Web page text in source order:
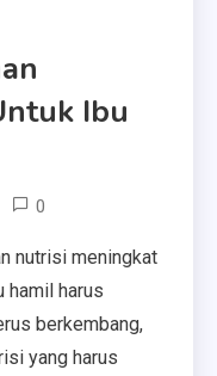
Ibu
0
nutrisi meningkat
hamil harus
berkembang,
yang harus